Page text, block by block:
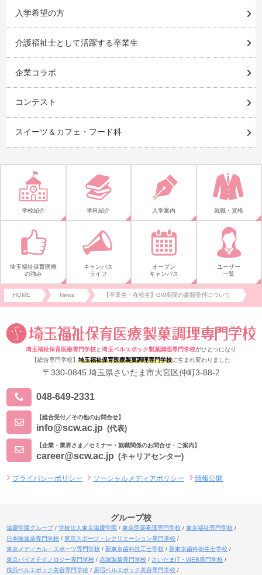
入学希望の方
介護福祉士として活躍する卒業生
企業コラボ
コンテスト
スイーツ＆カフェ・フード科
学校紹介 学科紹介 入学案内 就職・資格
埼玉福祉保育医療
の強み
キャンパス
ライフ
オープン
キャンパス
ユーザー
一覧
HOME News 【卒業生・在校生】GW期間の書類受付について
埼玉福祉保育医療専門学校と埼玉ベルエポック製菓調理専門学校がひとつになり
【総合専門学校】 埼玉福祉保育医療製菓調理専門学校に生まれ変わりました
〒330-0845 埼玉県さいたま市大宮区仲町3-88-2
048-649-2331
【総合受付／その他のお問合せ】
info@scw.ac.jp (代表)
【企業・業界さま／セミナー・就職関係のお問合せ・ご案内】
career@scw.ac.jp (キャリアセンター)
プライバシーポリシー ソーシャルメディアポリシー 情報公開
グループ校
滋慶学園グループ 学校法人東京滋慶学園 東京医薬看護専門学校
東京福祉専門学校
日本医歯薬専門学校
東京スポーツ・レクリエーション専門学校
東京メディカル・スポーツ専門学校
新東京歯科技工士学校
新東京歯科衛生士学校
東京バイオテクノロジー専門学校
赤堀製菓専門学校
さいたまIT・WEB専門学校
横浜ベルエポック美容専門学校
原宿ベルエポック美容専門学校